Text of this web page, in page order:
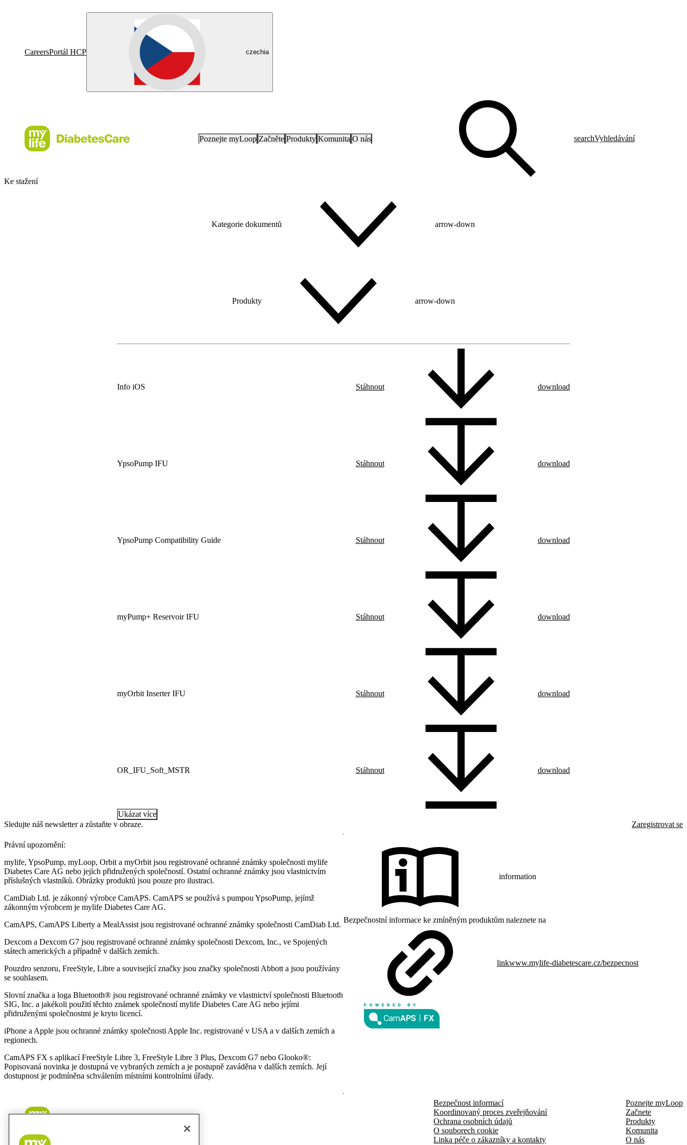
CareersPortál HCP czechia
Poznejte myLoop Začněte Produkty Komunita O nás searchVyhledávání
Ke stažení
Kategorie dokumentů arrow-down
Produkty arrow-down
Info iOS Stáhnout download
YpsoPump IFU Stáhnout download
YpsoPump Compatibility Guide Stáhnout download
myPump+ Reservoir IFU Stáhnout download
myOrbit Inserter IFU Stáhnout download
OR_IFU_Soft_MSTR Stáhnout download
Ukázat více
Sledujte náš newsletter a zůstaňte v obraze.
Zaregistrovat se
Právní upozornění:
mylife, YpsoPump, myLoop, Orbit a myOrbit jsou registrované ochranné známky společnosti mylife
Diabetes Care AG nebo jejích přidružených společností. Ostatní ochranné známky jsou vlastnictvím
příslušných vlastníků. Obrázky produktů jsou pouze pro ilustraci.
CamDiab Ltd. je zákonný výrobce CamAPS. CamAPS se používá s pumpou YpsoPump, jejímž
zákonným výrobcem je mylife Diabetes Care AG.
CamAPS, CamAPS Liberty a MealAssist jsou registrované ochranné známky společnosti CamDiab Ltd.
Dexcom a Dexcom G7 jsou registrované ochranné známky společnosti Dexcom, Inc., ve Spojených
státech amerických a případně v dalších zemích.
Pouzdro senzoru, FreeStyle, Libre a související značky jsou značky společnosti Abbott a jsou používány
se souhlasem.
Slovní značka a loga Bluetooth® jsou registrované ochranné známky ve vlastnictví společnosti Bluetooth
SIG, Inc. a jakékoli použití těchto známek společností mylife Diabetes Care AG nebo jejími
přidruženými společnostmi je kryto licencí.
iPhone a Apple jsou ochranné známky společnosti Apple Inc. registrované v USA a v dalších zemích a
regionech.
CamAPS FX s aplikací FreeStyle Libre 3, FreeStyle Libre 3 Plus, Dexcom G7 nebo Glooko®:
Popisovaná novinka je dostupná ve vybraných zemích a je postupně zaváděna v dalších zemích. Její
dostupnost je podmíněna schválením místními kontrolními úřady.
information
Bezpečnostní informace ke zmíněným produktům naleznete na
linkwww.mylife-diabetescare.cz/bezpecnost
Bezpečnost informací
Koordinovaný proces zveřejňování
Ochrana osobních údajů
O souborech cookie
Linka péče o zákazníky a kontakty
Poznejte myLoop
Začnete
Produkty
Komunita
O nás